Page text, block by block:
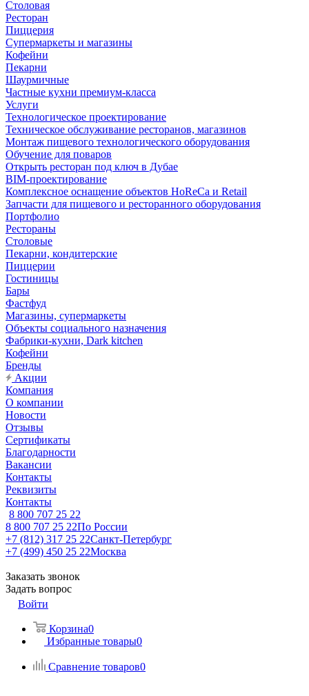
Столовая
Ресторан
Пиццерия
Супермаркеты и магазины
Кофейни
Пекарни
Шаурмичные
Частные кухни премиум-класса
Услуги
Технологическое проектирование
Техническое обслуживание ресторанов, магазинов
Монтаж пищевого технологического оборудования
Обучение для поваров
Открыть ресторан под ключ в Дубае
BIM-проектирование
Комплексное оснащение объектов HoReCa и Retail
Запчасти для пищевого и ресторанного оборудования
Портфолио
Рестораны
Столовые
Пекарни, кондитерские
Пиццерии
Гостиницы
Бары
Фастфуд
Магазины, супермаркеты
Объекты социального назначения
Фабрики-кухни, Dark kitchen
Кофейни
Бренды
Акции
Компания
О компании
Новости
Отзывы
Сертификаты
Благодарности
Вакансии
Контакты
Реквизиты
Контакты
8 800 707 25 22
8 800 707 25 22По России
+7 (812) 317 25 22Санкт-Петербург
+7 (499) 450 25 22Москва
Заказать звонок
Задать вопрос
Войти
Корзина0
Избранные товары0
Сравнение товаров0